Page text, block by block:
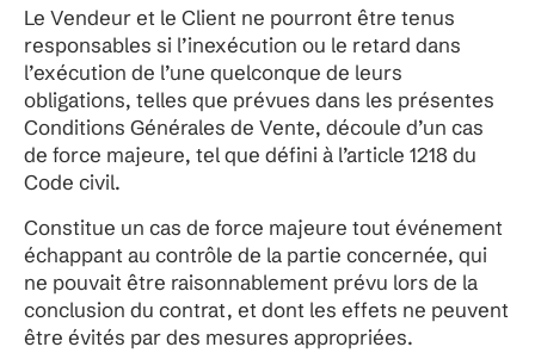
Le Vendeur et le Client ne pourront être tenus
responsables si l’inexécution ou le retard dans
l’exécution de l’une quelconque de leurs
obligations, telles que prévues dans les présentes
Conditions Générales de Vente, découle d’un cas
de force majeure, tel que défini à l’article 1218 du
Code civil.
Constitue un cas de force majeure tout événement
échappant au contrôle de la partie concernée, qui
ne pouvait être raisonnablement prévu lors de la
conclusion du contrat, et dont les effets ne peuvent
être évités par des mesures appropriées.